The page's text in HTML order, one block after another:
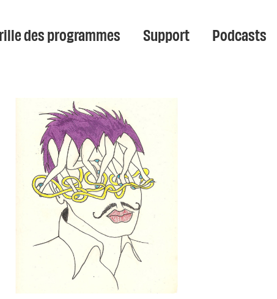
des programmes Support Podcasts